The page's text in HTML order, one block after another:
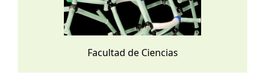
Facultad de Ciencias